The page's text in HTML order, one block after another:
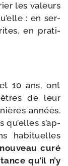
les valeurs
: en ser­
en pra­ti­
10 ans, ont
de leur
années.
qu’elles s’ap­
habi­tuelles
curé
qu’il n’y